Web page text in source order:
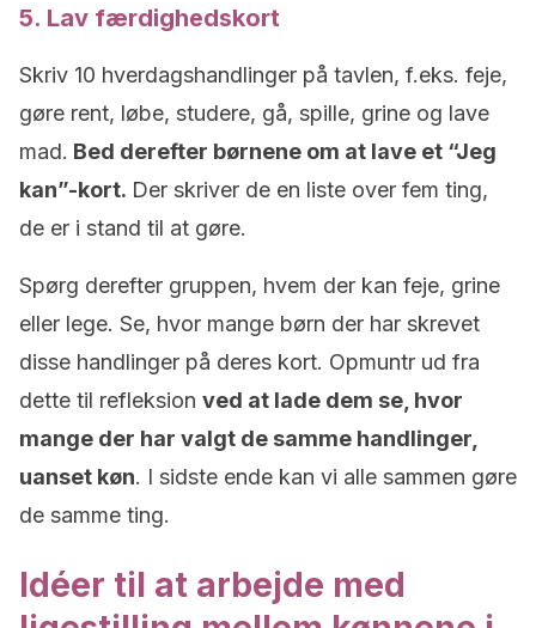
5. Lav færdighedskort
Skriv 10 hverdagshandlinger på tavlen, f.eks. feje,
gøre rent, løbe, studere, gå, spille, grine og lave
mad. Bed derefter børnene om at lave et “Jeg
kan”-kort. Der skriver de en liste over fem ting,
de er i stand til at gøre.
Spørg derefter gruppen, hvem der kan feje, grine
eller lege. Se, hvor mange børn der har skrevet
disse handlinger på deres kort. Opmuntr ud fra
dette til refleksion ved at lade dem se, hvor
mange der har valgt de samme handlinger,
uanset køn. I sidste ende kan vi alle sammen gøre
de samme ting.
Idéer til at arbejde med